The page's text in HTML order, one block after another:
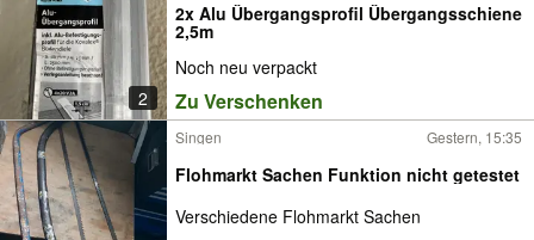
2
2x Alu Übergangsprofil Übergangsschiene
2,5m
Noch neu verpackt
Zu Verschenken
Singen Gestern, 15:35
Flohmarkt Sachen Funktion nicht getestet
Verschiedene Flohmarkt Sachen